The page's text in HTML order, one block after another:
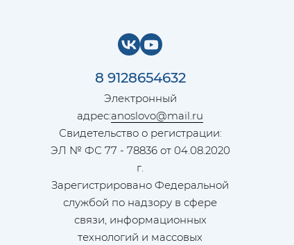
8 9128654632
Электронный
адрес:anoslovo@mail.ru
Свидетельство о регистрации:
ЭЛ № ФС 77 - 78836 от 04.08.2020
г.
Зарегистрировано Федеральной
службой по надзору в сфере
связи, информационных
технологий и массовых